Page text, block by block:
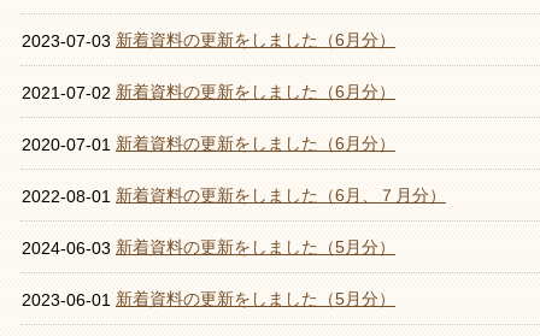
2023-07-03 新着資料の更新をしました（6月分）
2021-07-02 新着資料の更新をしました（6月分）
2020-07-01 新着資料の更新をしました（6月分）
2022-08-01 新着資料の更新をしました（6月、７月分）
2024-06-03 新着資料の更新をしました（5月分）
2023-06-01 新着資料の更新をしました（5月分）